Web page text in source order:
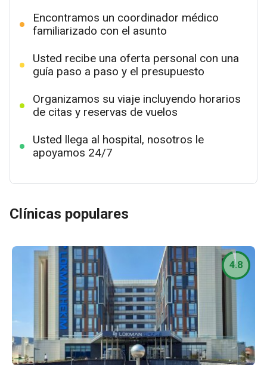
Encontramos un coordinador médico
familiarizado con el asunto
Usted recibe una oferta personal con una
guía paso a paso y el presupuesto
Organizamos su viaje incluyendo horarios
de citas y reservas de vuelos
Usted llega al hospital, nosotros le
apoyamos 24/7
Clínicas populares
4.8